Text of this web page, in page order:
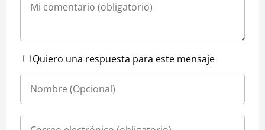
Quiero una respuesta para este mensaje